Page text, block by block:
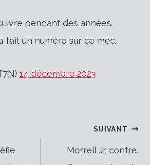
pendant des années.
fait un numéro sur ce mec.
14 décembre 2023
SUIVANT
Morrell Jr. contre.